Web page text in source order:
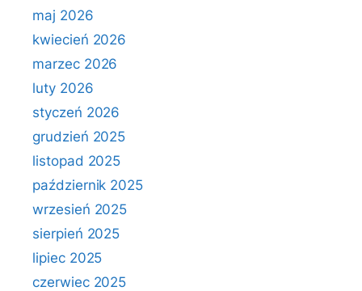
maj 2026
kwiecień 2026
marzec 2026
luty 2026
styczeń 2026
grudzień 2025
listopad 2025
październik 2025
wrzesień 2025
sierpień 2025
lipiec 2025
czerwiec 2025